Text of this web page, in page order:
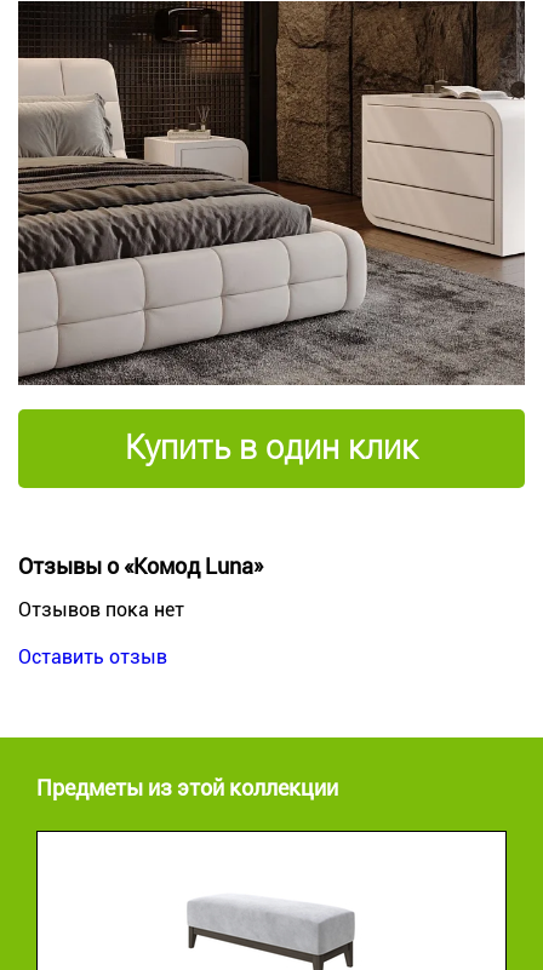
Купить в один клик
Отзывы о «Комод Luna»
Отзывов пока нет
Оставить отзыв
Предметы из этой коллекции